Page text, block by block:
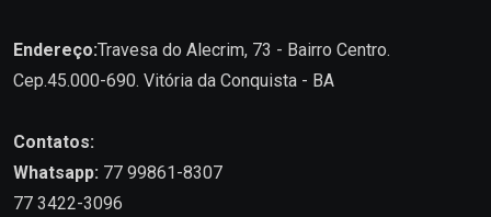
Endereço:Travesa do Alecrim, 73 - Bairro Centro.
Cep.45.000-690. Vitória da Conquista - BA
Contatos:
Whatsapp: 77 99861-8307
77 3422-3096